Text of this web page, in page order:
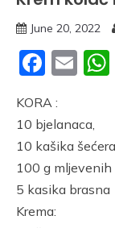
June 20, 2022
KORA :
10 bjelanaca,
10 kašika
100 g mljevenih
5 kasika brasna
Krema: